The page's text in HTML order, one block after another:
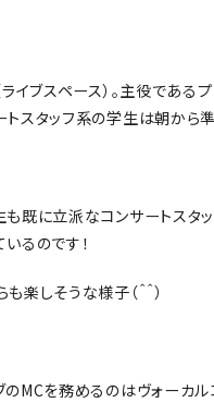
イブスペース）。主役である
トスタッフ系の学生は朝から
既に立派なコンサートスタッ
るのです！
楽しそうな様子（＾＾）
のMCを務めるのはヴォーカ